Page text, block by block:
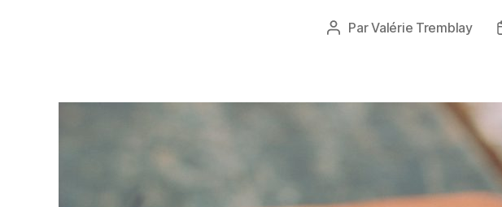
Auteur
ParValérie Tremblay